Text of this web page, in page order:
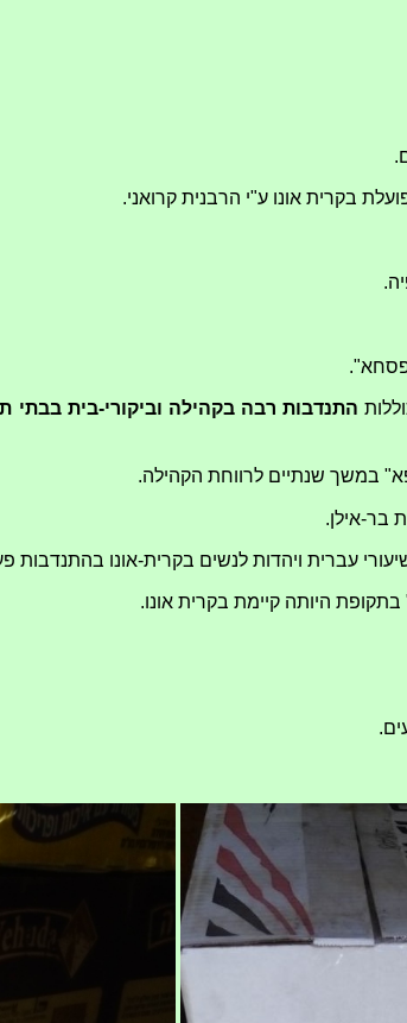
בקרית אונו ע"י הרבנית קרואני.
התנדבות רבה בקהילה וביקורי-בית בבתי
במשך שנתיים לרווחת הקהילה.
בר-אילן.
עברית ויהדות לנשים בקרית-אונו
היותה קיימת בקרית אונו.